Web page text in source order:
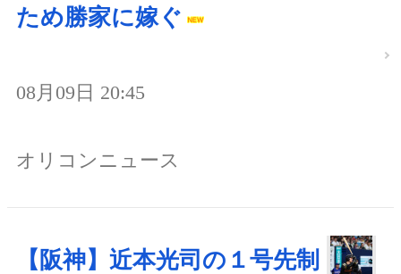
ため勝家に嫁ぐ
08月09日 20:45
オリコンニュース
【阪神】近本光司の１号先制